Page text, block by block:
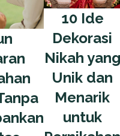
10 Ide
Dekorasi
Nikah yang
Unik dan
Menarik
untuk